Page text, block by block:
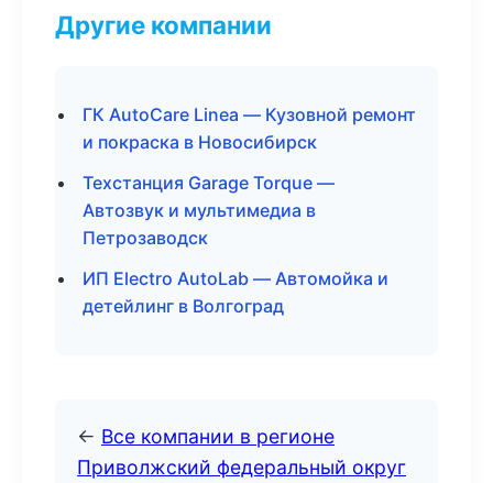
Другие компании
ГК AutoCare Linea — Кузовной ремонт
и покраска в Новосибирск
Техстанция Garage Torque —
Автозвук и мультимедиа в
Петрозаводск
ИП Electro AutoLab — Автомойка и
детейлинг в Волгоград
← Все компании в регионе
Приволжский федеральный округ